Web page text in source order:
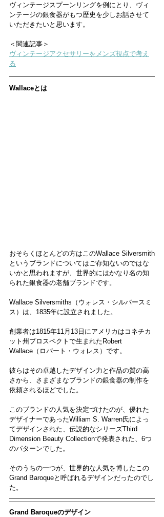
ヴィンテージスプーンリングを例にとり、ヴィ
ンテージの銀食器がもつ歴史を少しお話させて
いただきたいと思います。
＜関連記事＞
ヴィンテージアクセサリーをメンズ視点で考え
る
Wallaceとは
おそらくほとんどの方はこのWallace Silversmith
というブランドについてはご存知ないのではな
いかと思われますが、世界的にはかなり名の知
られた銀食器の老舗ブランドです。
Wallace Silversmiths（ウォレス・シルバースミ
ス）は、1835年に設立されました。
創業者は1815年11月13日にアメリカはコネチカ
ット州プロスペクトで生まれたRobert
Wallace（ロバート・ウォレス）です。
彼らはその卓越したデザイン力と作品の質の高
さから、さまざまなブランドの銀食器の制作を
依頼されるほどでした。
このブランドの人気を決定づけたのが、優れた
デザイナーであったWilliam S. Warren氏によっ
てデザインされた、伝説的なシリーズThird
Dimension Beauty Collectionで発表された、6つ
のパターンでした。
そのうちの一つが、世界的な人気を博したこの
Grand Baroqueと呼ばれるデザインだったのでし
た。
Grand Baroqueのデザイン